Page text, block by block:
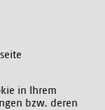
in Ihrem
bzw. deren